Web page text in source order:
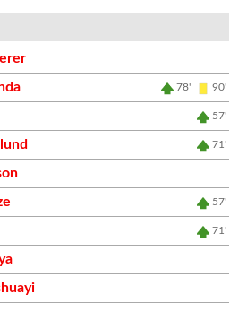
78' 90'
57'
71'
57'
71'